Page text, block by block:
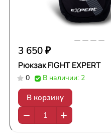
3 650 ₽
Рюкзак FIGHT EXPERT
0 В наличии: 2
В корзину